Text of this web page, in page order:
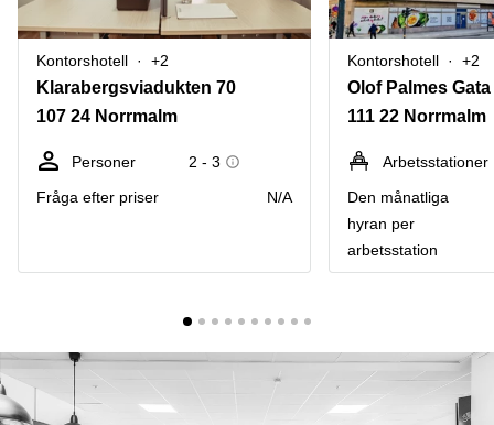
Butikslokaler
Verkstad
kontor
Östermalm
Skåne
Vasastan
Coworking
Stockholm
Kontorshotell
Malmö
Coworking
Malmö
lokaler
Hägersten
Kontorshotell +2
Klarabergsviadukten 70
107 24 Norrmalm
Personer
2 - 3
Fråga efter priser
N/A
Kontorshotell +2
111 22 Norrmalm
Arbetsstationer
Den månatliga
hyran per
arbetsstation